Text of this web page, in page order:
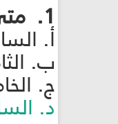
1. متى ولد الإمام الكاظم عليه السلام؟
أ.
ب.
ج.
د.